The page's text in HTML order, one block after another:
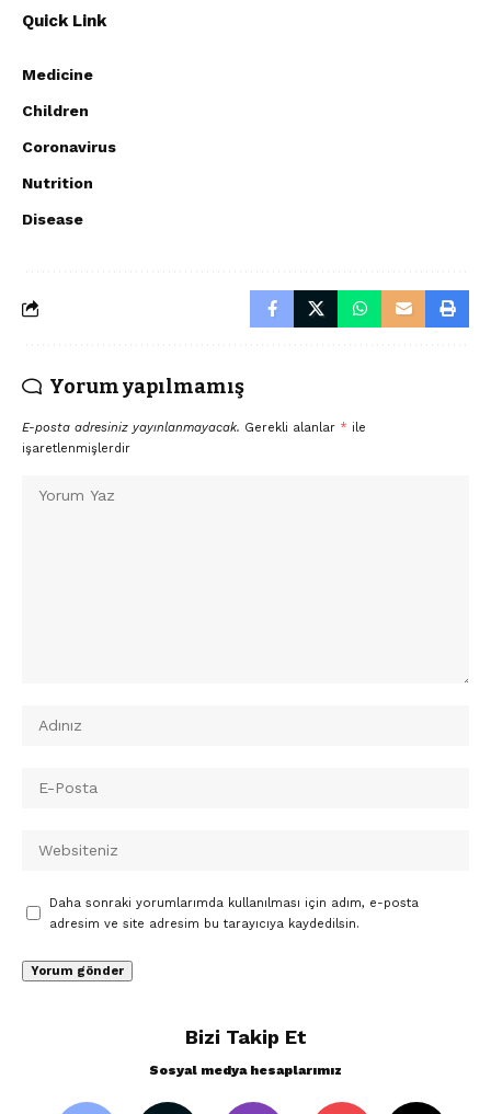
Quick Link
Medicine
Children
Coronavirus
Nutrition
Disease
Yorum yapılmamış
E-posta adresiniz yayınlanmayacak. Gerekli alanlar * ile
işaretlenmişlerdir
Daha sonraki yorumlarımda kullanılması için adım, e-posta
adresim ve site adresim bu tarayıcıya kaydedilsin.
Bizi Takip Et
Sosyal medya hesaplarımız